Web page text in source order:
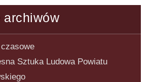
archiwów
Sztuka Ludowa Powiatu